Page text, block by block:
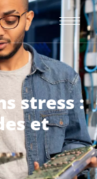
stress :
et